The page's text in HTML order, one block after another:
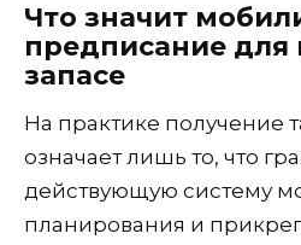
Что значит
предписание для
запасе
На практике получение
означает лишь то, что
действующую систему
планирования и